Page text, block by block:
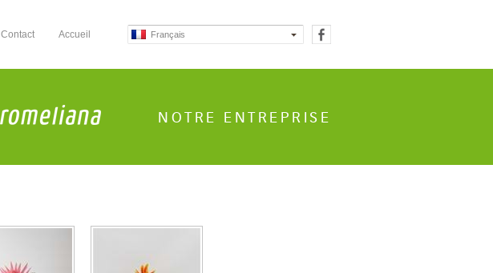
Français
Contact Accueil
NOTRE ENTREPRISE